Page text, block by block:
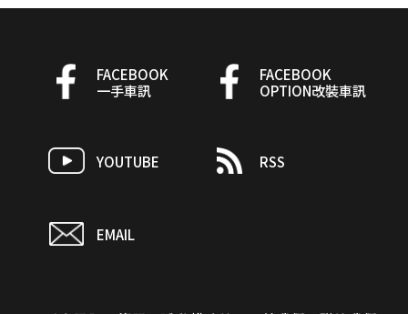
FACEBOOK
一手車訊
FACEBOOK
OPTION改裝車訊
YOUTUBE RSS
EMAIL